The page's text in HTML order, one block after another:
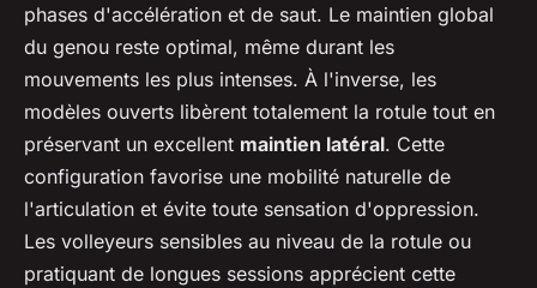
phases d'accélération et de saut. Le maintien global
du genou reste optimal, même durant les
mouvements les plus intenses. À l'inverse, les
modèles ouverts libèrent totalement la rotule tout en
préservant un excellent maintien latéral. Cette
configuration favorise une mobilité naturelle de
l'articulation et évite toute sensation d'oppression.
Les volleyeurs sensibles au niveau de la rotule ou
pratiquant de longues sessions apprécient cette